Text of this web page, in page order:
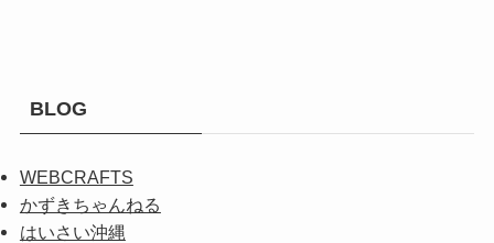
BLOG
WEBCRAFTS
かずきちゃんねる
はいさい沖縄